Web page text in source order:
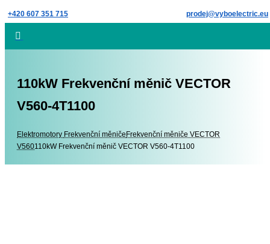
Skip
to
content
+420 607 351 715 prodej@vyboelectric.eu
110kW Frekvenční měnič VECTOR
V560-4T1100
Elektromotory Elektromotory
Frekvenční měničeFrekvenční měniče VECTOR
V560110kW Frekvenční měnič VECTOR V560-4T1100